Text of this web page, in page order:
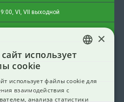
VI, VII выходной
сообщения)
×
использует
cookie
использует файлы cookie для
взаимодействия с
анализа статистики